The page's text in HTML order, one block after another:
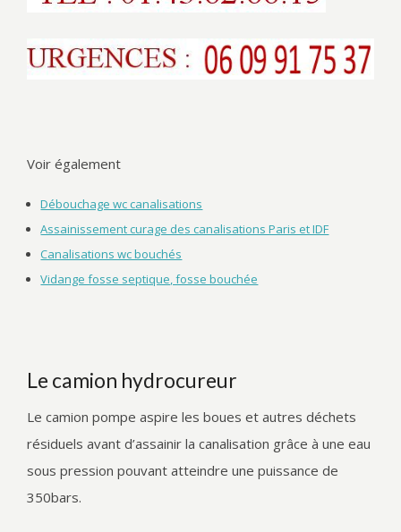
Voir également
Débouchage wc canalisations
Assainissement curage des canalisations Paris et IDF
Canalisations wc bouchés
Vidange fosse septique, fosse bouchée
Le camion hydrocureur
Le camion pompe aspire les boues et autres déchets
résiduels avant d’assainir la canalisation grâce à une eau
sous pression pouvant atteindre une puissance de
350bars.